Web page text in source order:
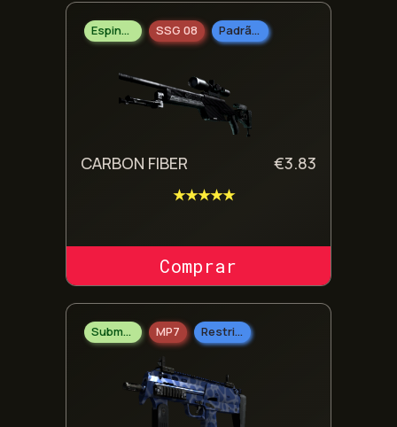
Espingarda SSG 08 Padrão Industrial
CARBON FIBER €3.83
★★★★★
COMPRAR SKIN
Submetralhadoras MP7 Restrito